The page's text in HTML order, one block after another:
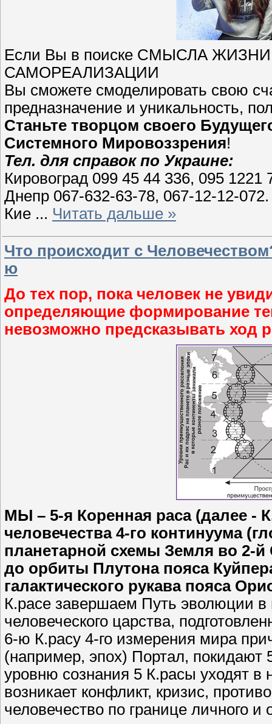
Если Вы в поиске СМЫСЛА
САМОРЕАЛИЗАЦИИ
Вы сможете смоделировать свою
предназначение и уникальность,
Станьте творцом своего
Системного Мировоззрения!
Тел. для справок по Украине:
Кировоград 099 45 44 336, 095 1221
Днепр 067-632-63-78, 067-12-12-072.
Кие ... Читать дальше »
Что происходит с
ю
До тех пор, пока человек не
определяющие формирование
невозможно предсказывать ход
МЫ – 5-я Коренная раса (далее -
человечества 4-го континуума
планетарной схемы Земля во 2-
до орбиты Плутона пояса
галактического рукава пояса
К.расе завершаем Путь эволюции
человеческого царства,
6-ю К.расу 4-го измерения мира
(например, эпох) Портал, покидают
уровню сознания 5 К.расы уходят
возникает конфликт, кризис,
человечество по границе личного